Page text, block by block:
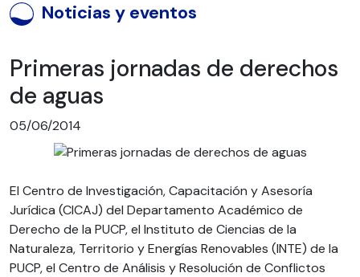
Noticias y eventos
Primeras jornadas de derechos
de aguas
05/06/2014
El Centro de Investigación, Capacitación y Asesoría
Jurídica (CICAJ) del Departamento Académico de
Derecho de la PUCP, el Instituto de Ciencias de la
Naturaleza, Territorio y Energías Renovables (INTE) de la
PUCP, el Centro de Análisis y Resolución de Conflictos